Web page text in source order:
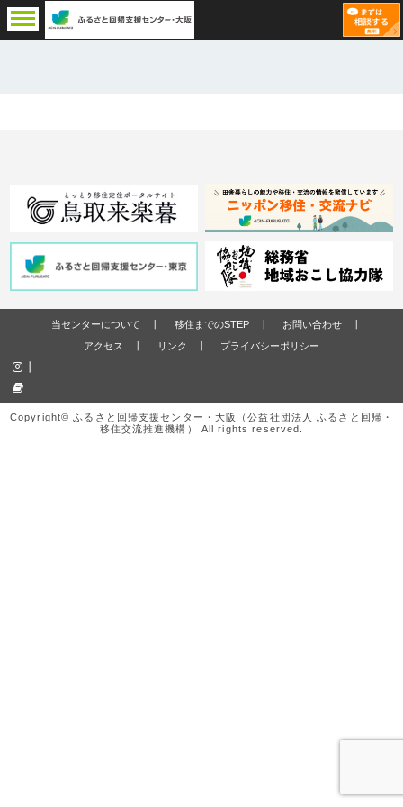
当センターについて 移住までのSTEP
お問い合わせ
アクセス
リンク プライバシーポリシー
Copyright© ふるさと回帰支援センター・大阪（公益社団法人 ふるさと回帰・
移住交流推進機構） All rights reserved.